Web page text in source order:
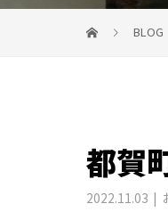
BLOG
都賀
2022.11.03